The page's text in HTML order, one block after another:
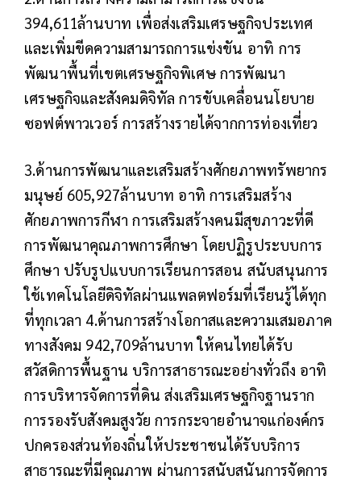
394,611ล้านบาท เพื่อส่งเสริมเศรษฐกิจประเทศ
และเพิ่มขีดความสามารถการแข่งขัน อาทิ การ
พัฒนาพื้นที่เขตเศรษฐกิจพิเศษ การพัฒนา
เศรษฐกิจและสังคมดิจิทัล การขับเคลื่อนนโยบาย
ซอฟต์พาวเวอร์ การสร้างรายได้จากการท่องเที่ยว
3.ด้านการพัฒนาและเสริมสร้างศักยภาพทรัพยากร
มนุษย์ 605,927ล้านบาท อาทิ การเสริมสร้าง
ศักยภาพการกีฬา การเสริมสร้างคนมีสุขภาวะที่ดี
การพัฒนาคุณภาพการศึกษา โดยปฏิรูประบบการ
ศึกษา ปรับรูปแบบการเรียนการสอน สนับสนุนการ
ใช้เทคโนโลยีดิจิทัลผ่านแพลตฟอร์มที่เรียนรู้ได้ทุก
ที่ทุกเวลา 4.ด้านการสร้างโอกาสและความเสมอภาค
ทางสังคม 942,709ล้านบาท ให้คนไทยได้รับ
สวัสดิการพื้นฐาน บริการสาธารณะอย่างทั่วถึง อาทิ
การบริหารจัดการที่ดิน ส่งเสริมเศรษฐกิจฐานราก
การรองรับสังคมสูงวัย การกระจายอำนาจแก่องค์กร
ปกครองส่วนท้องถิ่นให้ประชาชนได้รับบริการ
สาธารณะที่มีคุณภาพ ผ่านการสนับสนันการจัดการ